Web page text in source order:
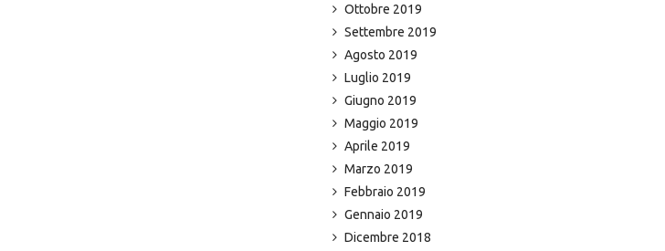
Ottobre 2019
Settembre 2019
Agosto 2019
Luglio 2019
Giugno 2019
Maggio 2019
Aprile 2019
Marzo 2019
Febbraio 2019
Gennaio 2019
Dicembre 2018